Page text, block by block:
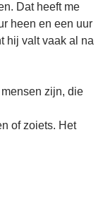
Dat heeft me
heen en een uur
hij valt vaak al na
zijn, die
of zoiets. Het